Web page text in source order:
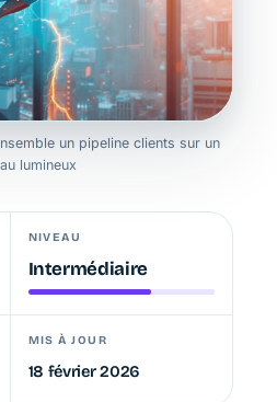
un pipeline clients sur un
lumineux
NIVEAU
Intermédiaire
MIS À JOUR
18 février 2026